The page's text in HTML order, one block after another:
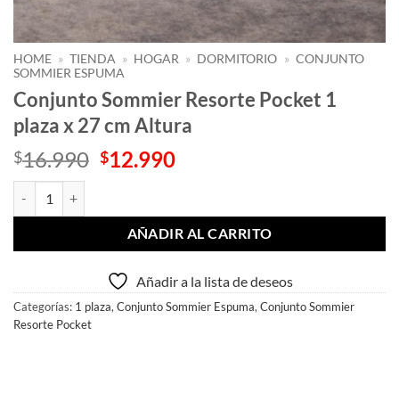
HOME » TIENDA » HOGAR » DORMITORIO » CONJUNTO
SOMMIER ESPUMA
Conjunto Sommier Resorte Pocket 1
plaza x 27 cm Altura
$16.990 El
era:
$16.990.
$12.990El
es:
$12.990.
AÑADIR AL CARRITO
Añadir a la lista de deseos
Categorías: 1 plaza, Conjunto Sommier Espuma, Conjunto Sommier
Resorte Pocket